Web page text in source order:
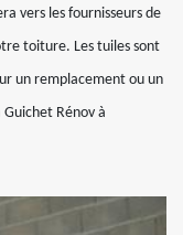
vers les fournisseurs de
toiture. Les tuiles sont
un remplacement ou un
Rénov à